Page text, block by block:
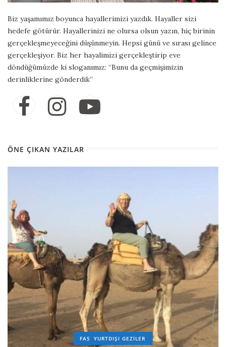
Biz yaşamımız boyunca hayallerimizi yazdık. Hayaller sizi
hedefe götürür. Hayallerinizi ne olursa olsun yazın, hiç birinin
gerçekleşmeyeceğini düşünmeyin. Hepsi günü ve sırası gelince
gerçekleşiyor. Biz her hayalimizi gerçekleştirip eve
döndüğümüzde ki sloganımız: “Bunu da geçmişimizin
derinliklerine gönderdik”
ÖNE ÇIKAN YAZILAR
FAS YURTDIŞI GEZILER